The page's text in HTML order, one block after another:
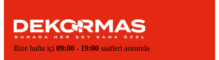
Bize hafta içi 09:00 - 19:00 saatleri arasında